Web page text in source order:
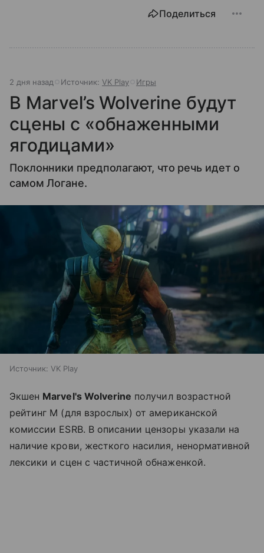
Поделиться
2 дня назад Источник: VK Play Игры
В Marvel’s Wolverine будут
сцены с «обнаженными
ягодицами»
Поклонники предполагают, что речь идет о
самом Логане.
Источник: VK Play
Экшен Marvel's Wolverine получил возрастной
рейтинг M (для взрослых) от американской
комиссии ESRB. В описании цензоры указали на
наличие крови, жесткого насилия, ненормативной
лексики и сцен с частичной обнаженкой.